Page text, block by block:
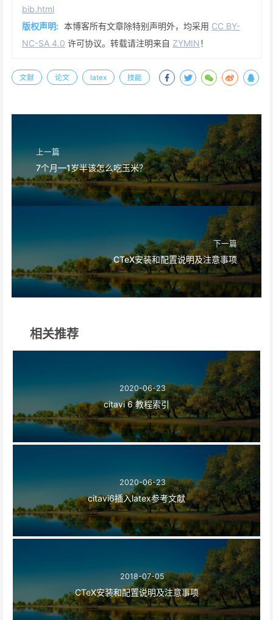
bib.html
版权声明: 本博客所有文章除特别声明外，均采用 CC BY-
NC-SA 4.0 许可协议。转载请注明来自 ZYMIN！
文献 论文 latex 技能
上一篇
7个月—1岁半该怎么吃玉米？
下一篇
CTeX安装和配置说明及注意事项
相关推荐
2020-06-23
citavi 6 教程索引
2020-06-23
citavi6插入latex参考文献
2018-07-05
CTeX安装和配置说明及注意事项